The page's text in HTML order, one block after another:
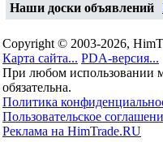
Наши доски объявлений
Copyright © 2003-2026,
Карта сайта... PDA-версия...
При любом использовании
обязательна.
Политика
Пользовательское
Реклама на HimTrade.RU